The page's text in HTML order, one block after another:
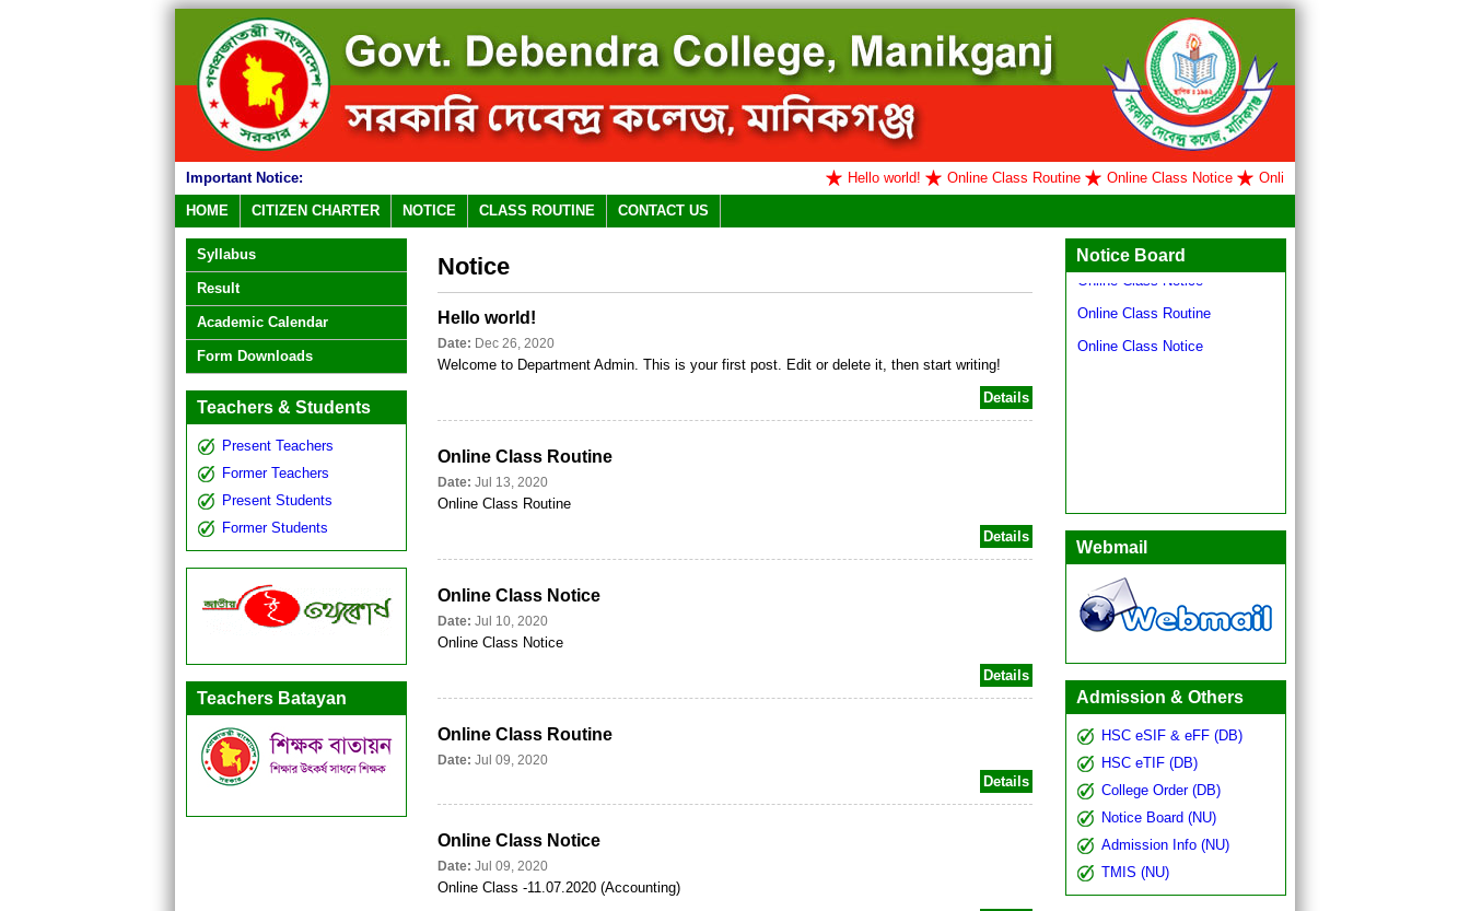
Important Notice: Hello world! Online Class Routine Online Class Notice Online Class Routine
HOME
CITIZEN CHARTER NOTICE CLASS ROUTINE CONTACT US
Syllabus
Result
Academic Calendar
Form Downloads
Teachers & Students
Present Teachers
Former Teachers
Present Students
Former Students
Teachers Batayan
Notice
Hello world!
Date: Dec 26, 2020
Welcome to Department Admin. This is your first post. Edit or delete it, then start writing!
Details
Online Class Routine
Date: Jul 13, 2020
Online Class Routine
Details
Online Class Notice
Date: Jul 10, 2020
Online Class Notice
Details
Online Class Routine
Date: Jul 09, 2020
Details
Online Class Notice
Date: Jul 09, 2020
Online Class -11.07.2020 (Accounting)
Notice Board
Online Class Routine
Webmail
Admission & Others
HSC eSIF & eFF (DB)
HSC eTIF (DB)
College Order (DB)
Notice Board (NU)
Admission Info (NU)
TMIS (NU)